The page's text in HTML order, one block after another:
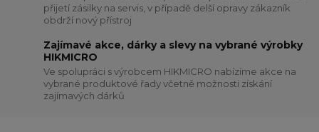
přijetí zásilky na servis, v případě delší opravy zákazník
obdrží nový přístroj
Zajímavé akce, dárky a slevy na vybrané výrobky
HIKMICRO
Ve spolupráci s výrobcem HIKMICRO nabízíme akce na
vybrané produktové řady včetně možnosti získání
zajímavých dárků